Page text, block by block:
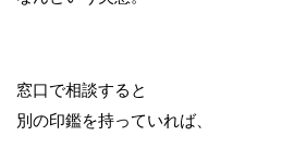
窓口で相談すると
別の印鑑を持っていれば、